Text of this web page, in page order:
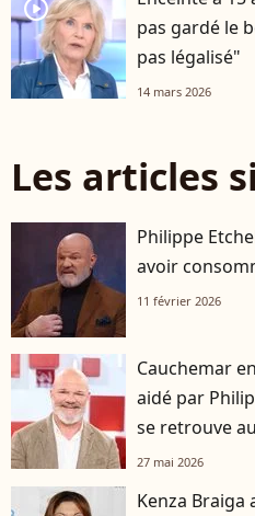
player2
pas gardé le
pas légalisé"
14 mars 2026
Les articles
Philippe
avoir
11 février 2026
Cauchemar
aidé par
se retrouve
27 mai 2026
Kenza Braiga